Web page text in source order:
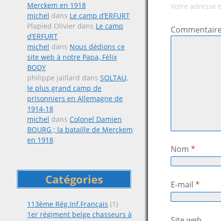
Merckem en 1918
michel dans Le camp d’ERFURT
Plapied Olivier dans Le camp
d’ERFURT
michel dans Nous dédions ce
site web à notre Papa, Félix
BODY
philippe jaillard dans SOLTAU,
le plus grand camp de
prisonniers en Allemagne de
1914-18
michel dans Colonel Damien
BOURG ; la bataille de Merckem
en 1918
Catégories
113ème Rég.Inf.Français (1)
1er régiment belge chasseurs à
Votre adresse
Nom*
E-mail*